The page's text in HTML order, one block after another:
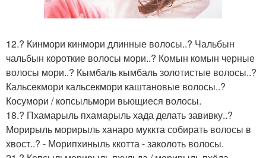
12.? Кинмори кинмори длинные волосы..? Чальбын
чальбын короткие волосы мори..? Комын комын черные
волосы мори..? Кымбаль кымбаль золотистые волосы..?
Кальсекмори кальсекмори каштановые волосы..?
Косумори / копсыльмори вьющиеся волосы.
18.? Пхамарыль пхамарыль хада делать завивку..?
Морирыль морирыль ханаро муккта собирать волосы в
хвост..? - Морипхиныль ккотта - заколоть волосы.